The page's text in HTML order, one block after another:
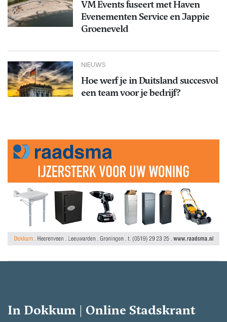
VM Events fuseert met Haven
Evenementen Service en Jappie
Groeneveld
NIEUWS
Hoe werf je in Duitsland succesvol
een team voor je bedrijf?
In Dokkum | Online Stadskrant